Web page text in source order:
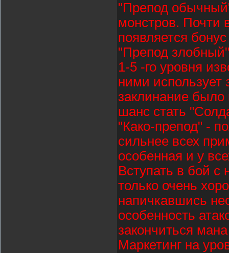
"Препод
монстров. Почти
появляется
"Препод
1-5 -го уровня
ними
заклинание
шанс стать
"Како-препод" -
сильнее всех
особенная и у
Вступать в бой с
только очень
напичкавшись
особенность
закончиться
Маркетинг на